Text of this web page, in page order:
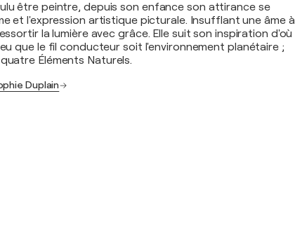
être peintre, depuis son enfance son attirance se
et l'expression artistique picturale. Insufflant une âme à
la lumière avec grâce. Elle suit son inspiration d'où
que le fil conducteur soit l'environnement planétaire ;
Éléments Naturels.
Duplain